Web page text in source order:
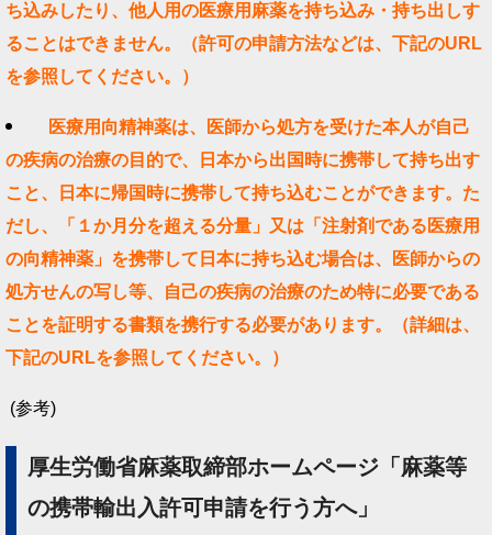
ち込みしたり、他人用の医療用麻薬を持ち込み・持ち出しす
ることはできません。（許可の申請方法などは、下記のURL
を参照してください。）
医療用向精神薬は、医師から処方を受けた本人が自己
の疾病の治療の目的で、日本から出国時に携帯して持ち出す
こと、日本に帰国時に携帯して持ち込むことができます。た
だし、「１か月分を超える分量」又は「注射剤である医療用
の向精神薬」を携帯して日本に持ち込む場合は、医師からの
処方せんの写し等、自己の疾病の治療のため特に必要である
ことを証明する書類を携行する必要があります。（詳細は、
下記のURLを参照してください。）
(参考)
厚生労働省麻薬取締部ホームページ「麻薬等
の携帯輸出入許可申請を行う方へ」